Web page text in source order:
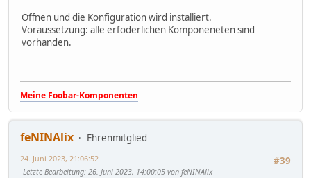
Öffnen und die Konfiguration wird installiert.
Voraussetzung: alle erfoderlichen Komponeneten sind
vorhanden.
Meine Foobar-Komponenten
feNINAlix
Ehrenmitglied
#39
24. Juni 2023, 21:06:52
Letzte Bearbeitung: 26. Juni 2023, 14:00:05 von feNINAlix